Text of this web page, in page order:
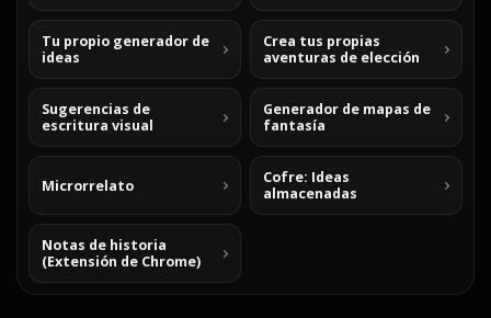
Tu propio generador de
ideas
Crea tus propias
aventuras de elección
Sugerencias de
escritura visual
Generador de mapas de
fantasía
Microrrelato
Cofre: Ideas
almacenadas
Notas de historia
(Extensión de Chrome)